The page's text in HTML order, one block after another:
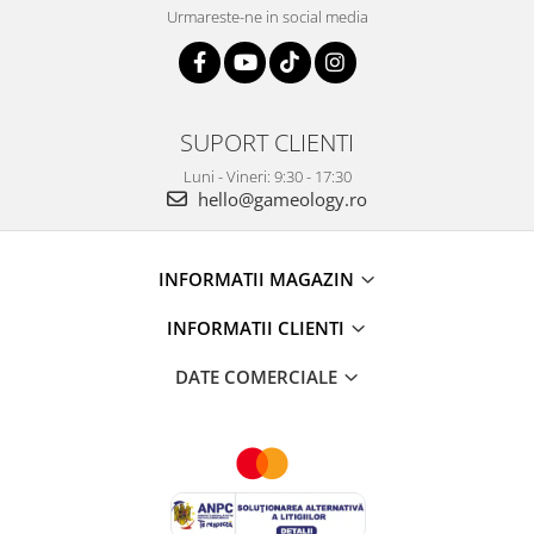
Urmareste-ne in social media
SUPORT CLIENTI
Luni - Vineri: 9:30 - 17:30
hello@gameology.ro
INFORMATII MAGAZIN
INFORMATII CLIENTI
DATE COMERCIALE